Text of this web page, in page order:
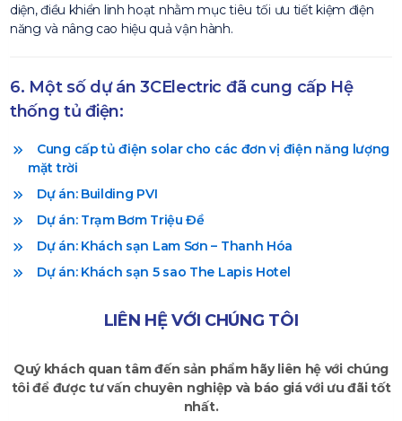
diện, điều khiển linh hoạt nhằm mục tiêu tối ưu tiết kiệm điện
năng và nâng cao hiệu quả vận hành.
6. Một số dự án 3CElectric đã cung cấp Hệ
thống tủ điện:
Cung cấp tủ điện solar cho các đơn vị điện năng lượng
mặt trời
Dự án: Building PVI
Dự án: Trạm Bơm Triệu Đề
Dự án: Khách sạn Lam Sơn – Thanh Hóa
Dự án: Khách sạn 5 sao The Lapis Hotel
LIÊN HỆ VỚI CHÚNG TÔI
Quý khách quan tâm đến sản phẩm hãy liên hệ với chúng
tôi để được tư vấn chuyên nghiệp và báo giá với ưu đãi tốt
nhất.